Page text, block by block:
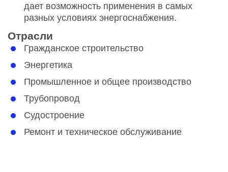
дает возможность применения в самых
разных условиях энергоснабжения.
Отрасли
Гражданское строительство
Энергетика
Промышленное и общее производство
Трубопровод
Судостроение
Ремонт и техническое обслуживание